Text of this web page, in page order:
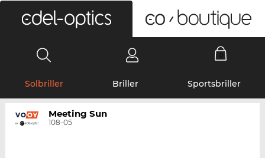
Solbriller Briller Sportsbriller
Meeting Sun
108-05